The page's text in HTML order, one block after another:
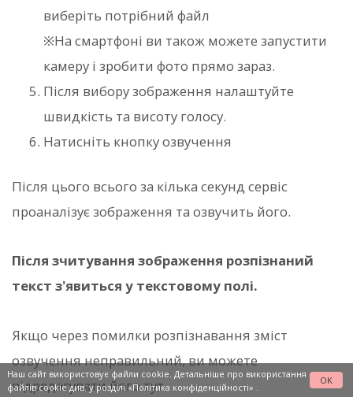
виберіть потрібний файл
※На смартфоні ви також можете запустити
камеру і зробити фото прямо зараз.
Після вибору зображення налаштуйте
швидкість та висоту голосу.
Натисніть кнопку озвучення
Після цього всього за кілька секунд сервіс
проаналізує зображення та озвучить його.
Після зчитування зображення розпізнаний
текст з'явиться у текстовому полі.
Якщо через помилки розпізнавання зміст
озвучення неправильний, ви можете
відредагувати його тут.
Наш сайт використовує файли cookie. Детальніше про використання
файлів cookie див. у розділі «Політика конфіденційності»
OK